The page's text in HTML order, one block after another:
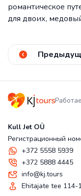
романтическое
для двоих,
Kull Jet OÜ
Регистрационный
+372 5558 5939
+372 5888 4445
info@kj.tours
Ehitajate tee 114-